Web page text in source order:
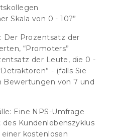
Skala von 0 - 10?”
Der Prozentsatz der
“Promoters”
der Leute, die 0 -
- (falls Sie
Bewertungen von 7 und
Eine NPS-Umfrage
Kundenlebenszyklus
kostenlosen